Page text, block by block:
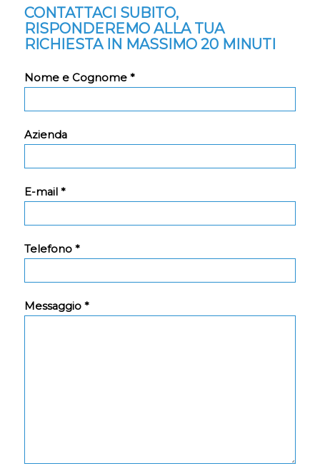
CONTATTACI SUBITO,
RISPONDEREMO ALLA TUA
RICHIESTA IN MASSIMO 20 MINUTI
Nome e Cognome *
Azienda
E-mail *
Telefono *
Messaggio *